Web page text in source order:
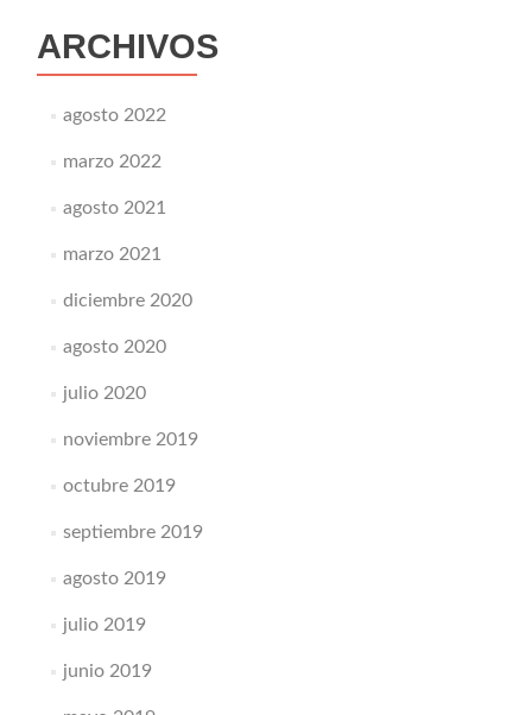
ARCHIVOS
agosto 2022
marzo 2022
agosto 2021
marzo 2021
diciembre 2020
agosto 2020
julio 2020
noviembre 2019
octubre 2019
septiembre 2019
agosto 2019
julio 2019
junio 2019